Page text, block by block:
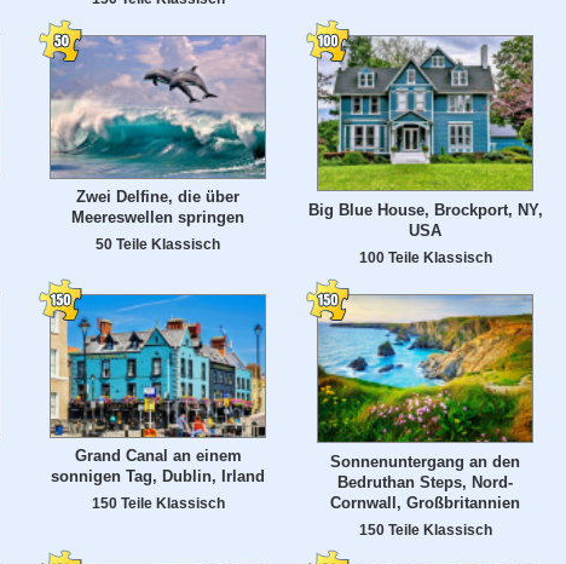
Zwei Delfine, die über
Meereswellen springen
50 Teile Klassisch
Big Blue House, Brockport, NY,
USA
100 Teile Klassisch
Grand Canal an einem
sonnigen Tag, Dublin, Irland
150 Teile Klassisch
Sonnenuntergang an den
Bedruthan Steps, Nord-
Cornwall, Großbritannien
150 Teile Klassisch